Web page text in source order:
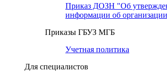
Приказ ДОЗН "Об
информации об
Приказы ГБУЗ МГБ
Учетная политика
Для специалистов